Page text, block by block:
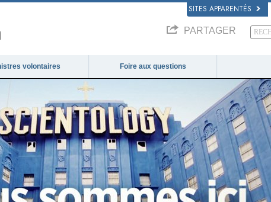
SITES APPARENTÉS
PARTAGER
volontaires Foire aux questions